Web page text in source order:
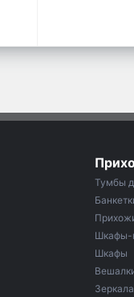
Тумбы
Шкафы-
Шкафы